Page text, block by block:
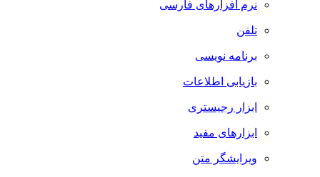
نرم افزارهای فارسی
تلفن
برنامه نویسی
بازیابی اطلاعات
ابزار رجیستری
ابزارهای مفید
ویرایشگر متن